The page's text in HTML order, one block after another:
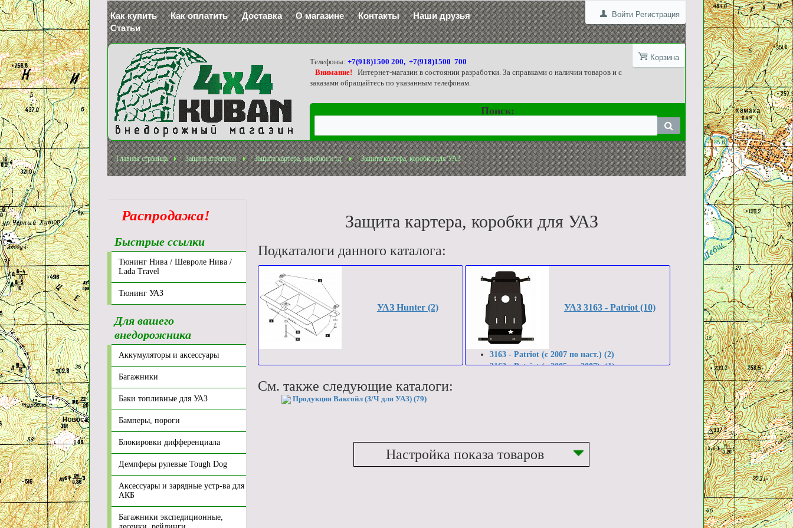
Войти Регистрация
Как купить Как оплатить Доставка О магазине Контакты
Наши друзья
Статьи
Корзина
Телефоны:+7(918)1500 200, +7(918)1500 700
Внимание!
Интернет-магазин в состоянии разработки. За справками о наличии товаров и с
заказами обращайтесь по указанным телефонам.
Поиск:
Главная страница Защита агрегатов Защита картера, коробки и тд. Защита картера, коробки для УАЗ
Защита картера, коробки для УАЗ
Подкаталоги данного каталога:
УАЗ Hunter (2) УАЗ 3163 - Patriot (10)
3163 - Patriot (c 2007 по наст.) (2)
3163 - Patriot (с 2005 по 2007) (1)
См. также следующие каталоги:
Продукция Ваксойл (З/Ч для УАЗ) (79)
Настройка показа товаров
Распродажа!
Быстрые ссылки
Тюнинг Нива / Шевроле Нива /
Lada Travel
Тюнинг УАЗ
Для вашего
внедорожника
Аккумуляторы и аксессуары
Багажники
Баки топливные для УАЗ
Бамперы, пороги
Блокировки дифференциала
Демпферы рулевые Tough Dog
Аксессуары и зарядные устр-ва для
АКБ
Багажники экспедиционные,